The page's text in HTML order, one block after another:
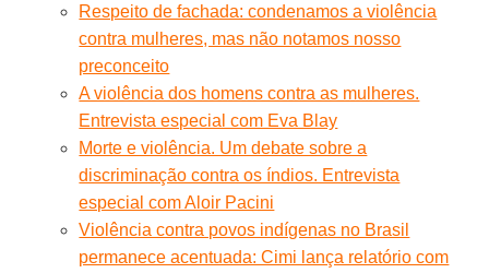
Respeito de fachada: condenamos a violência
contra mulheres, mas não notamos nosso
preconceito
A violência dos homens contra as mulheres.
Entrevista especial com Eva Blay
Morte e violência. Um debate sobre a
discriminação contra os índios. Entrevista
especial com Aloir Pacini
Violência contra povos indígenas no Brasil
permanece acentuada: Cimi lança relatório com